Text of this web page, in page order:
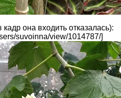
она входить отказалась):
suvoinna/view/1014787/]